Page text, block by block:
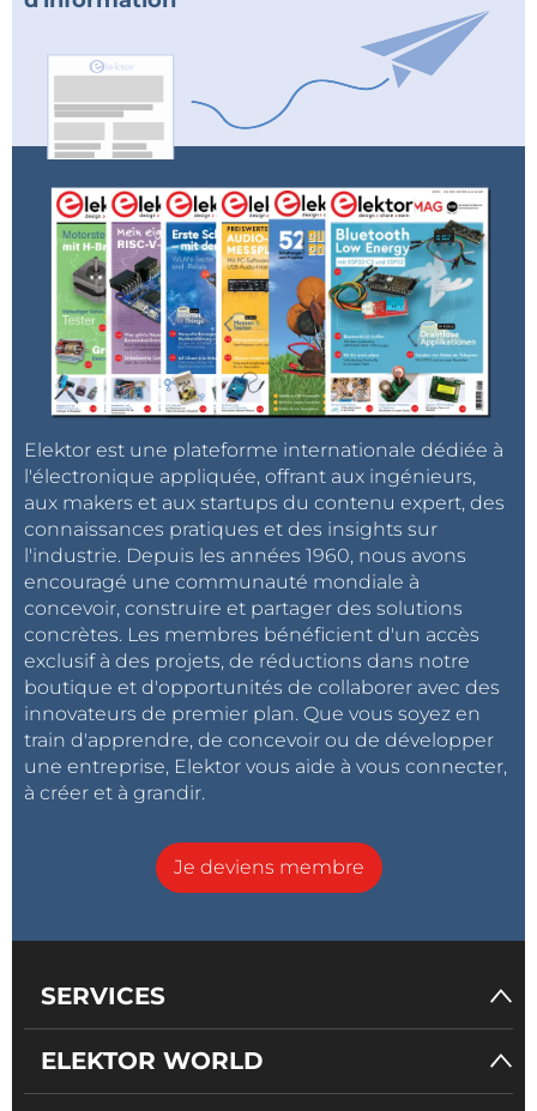
Elektor est une plateforme internationale dédiée à
l'électronique appliquée, offrant aux ingénieurs,
aux makers et aux startups du contenu expert, des
connaissances pratiques et des insights sur
l'industrie. Depuis les années 1960, nous avons
encouragé une communauté mondiale à
concevoir, construire et partager des solutions
concrètes. Les membres bénéficient d'un accès
exclusif à des projets, de réductions dans notre
boutique et d'opportunités de collaborer avec des
innovateurs de premier plan. Que vous soyez en
train d'apprendre, de concevoir ou de développer
une entreprise, Elektor vous aide à vous connecter,
à créer et à grandir.
Je deviens membre
SERVICES
ELEKTOR WORLD